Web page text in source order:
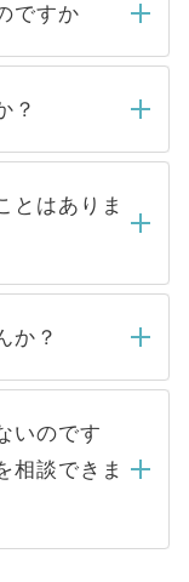
ですか
社担当者がご
ルもしくは
ご連絡をせて
待ちくださ
？
ている求人の
ご覧いただ
公開求人は
公開してい
ある医療機
が殺到する場
った人材の
ースが増え
とはありま
一切ありませ
をいただい
ん。内定先へ
ナーが行い
か？
ありませんの
からの登録
人情報は、
転職活動の
お預かりし
ご本人の許可
いのです
相談できま